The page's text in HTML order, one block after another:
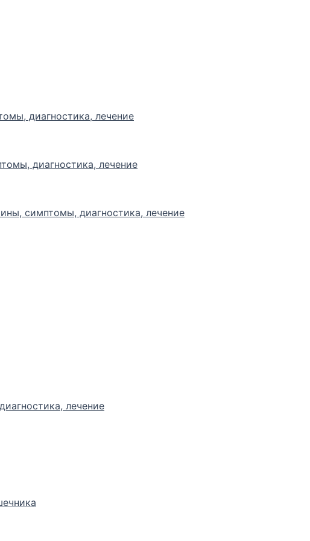
диагностика, лечение
диагностика, лечение
симптомы, диагностика, лечение
лечение